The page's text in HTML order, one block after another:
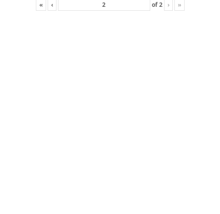
« ‹ of2 › »